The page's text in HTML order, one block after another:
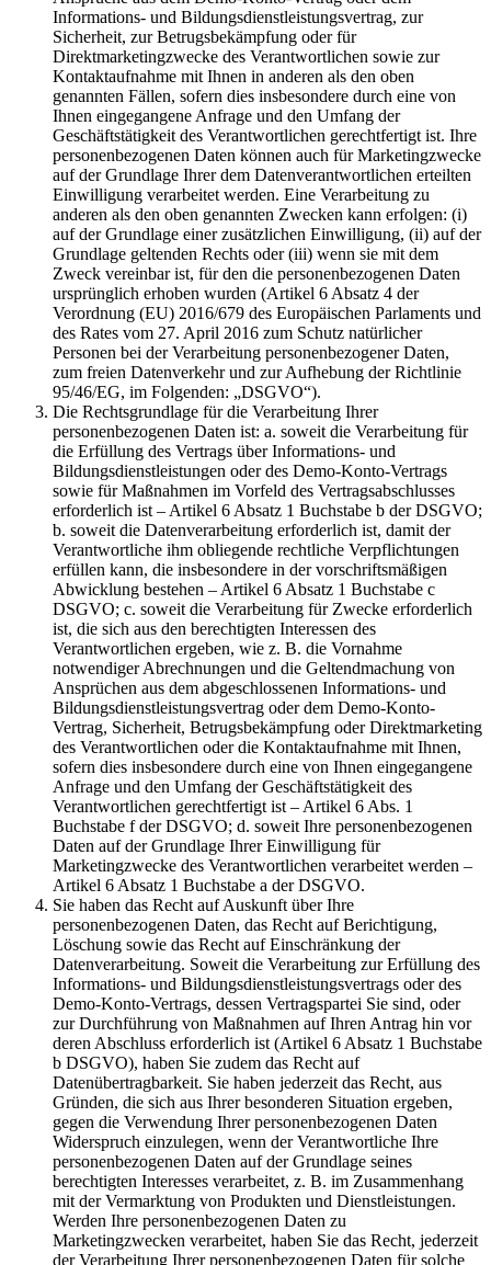
Informations- und Bildungsdienstleistungsvertrag, zur
Sicherheit, zur Betrugsbekämpfung oder für
Direktmarketingzwecke des Verantwortlichen sowie zur
Kontaktaufnahme mit Ihnen in anderen als den oben
genannten Fällen, sofern dies insbesondere durch eine von
Ihnen eingegangene Anfrage und den Umfang der
Geschäftstätigkeit des Verantwortlichen gerechtfertigt ist. Ihre
personenbezogenen Daten können auch für Marketingzwecke
auf der Grundlage Ihrer dem Datenverantwortlichen erteilten
Einwilligung verarbeitet werden. Eine Verarbeitung zu
anderen als den oben genannten Zwecken kann erfolgen: (i)
auf der Grundlage einer zusätzlichen Einwilligung, (ii) auf der
Grundlage geltenden Rechts oder (iii) wenn sie mit dem
Zweck vereinbar ist, für den die personenbezogenen Daten
ursprünglich erhoben wurden (Artikel 6 Absatz 4 der
Verordnung (EU) 2016/679 des Europäischen Parlaments und
des Rates vom 27. April 2016 zum Schutz natürlicher
Personen bei der Verarbeitung personenbezogener Daten,
zum freien Datenverkehr und zur Aufhebung der Richtlinie
95/46/EG, im Folgenden: „DSGVO“).
Die Rechtsgrundlage für die Verarbeitung Ihrer
personenbezogenen Daten ist: a. soweit die Verarbeitung für
die Erfüllung des Vertrags über Informations- und
Bildungsdienstleistungen oder des Demo-Konto-Vertrags
sowie für Maßnahmen im Vorfeld des Vertragsabschlusses
erforderlich ist – Artikel 6 Absatz 1 Buchstabe b der DSGVO;
b. soweit die Datenverarbeitung erforderlich ist, damit der
Verantwortliche ihm obliegende rechtliche Verpflichtungen
erfüllen kann, die insbesondere in der vorschriftsmäßigen
Abwicklung bestehen – Artikel 6 Absatz 1 Buchstabe c
DSGVO; c. soweit die Verarbeitung für Zwecke erforderlich
ist, die sich aus den berechtigten Interessen des
Verantwortlichen ergeben, wie z. B. die Vornahme
notwendiger Abrechnungen und die Geltendmachung von
Ansprüchen aus dem abgeschlossenen Informations- und
Bildungsdienstleistungsvertrag oder dem Demo-Konto-
Vertrag, Sicherheit, Betrugsbekämpfung oder Direktmarketing
des Verantwortlichen oder die Kontaktaufnahme mit Ihnen,
sofern dies insbesondere durch eine von Ihnen eingegangene
Anfrage und den Umfang der Geschäftstätigkeit des
Verantwortlichen gerechtfertigt ist – Artikel 6 Abs. 1
Buchstabe f der DSGVO; d. soweit Ihre personenbezogenen
Daten auf der Grundlage Ihrer Einwilligung für
Marketingzwecke des Verantwortlichen verarbeitet werden –
Artikel 6 Absatz 1 Buchstabe a der DSGVO.
Sie haben das Recht auf Auskunft über Ihre
personenbezogenen Daten, das Recht auf Berichtigung,
Löschung sowie das Recht auf Einschränkung der
Datenverarbeitung. Soweit die Verarbeitung zur Erfüllung des
Informations- und Bildungsdienstleistungsvertrags oder des
Demo-Konto-Vertrags, dessen Vertragspartei Sie sind, oder
zur Durchführung von Maßnahmen auf Ihren Antrag hin vor
deren Abschluss erforderlich ist (Artikel 6 Absatz 1 Buchstabe
b DSGVO), haben Sie zudem das Recht auf
Datenübertragbarkeit. Sie haben jederzeit das Recht, aus
Gründen, die sich aus Ihrer besonderen Situation ergeben,
gegen die Verwendung Ihrer personenbezogenen Daten
Widerspruch einzulegen, wenn der Verantwortliche Ihre
personenbezogenen Daten auf der Grundlage seines
berechtigten Interesses verarbeitet, z. B. im Zusammenhang
mit der Vermarktung von Produkten und Dienstleistungen.
Werden Ihre personenbezogenen Daten zu
Marketingzwecken verarbeitet, haben Sie das Recht, jederzeit
der Verarbeitung Ihrer personenbezogenen Daten für solche